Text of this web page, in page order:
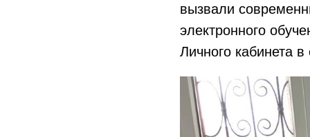
вызвали
электронного
Личного кабинета